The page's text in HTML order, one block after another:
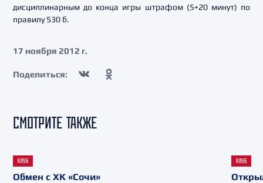
дисциплинарным до конца игры штрафом (5+20 минут) по
правилу 530 б.
17 ноября 2012 г.
Поделиться:
СМОТРИТЕ ТАКЖЕ
КЛУБ
Обмен с ХК «Сочи»
КЛУБ